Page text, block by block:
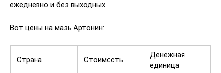
ежедневно и без выходных.
Вот цены на мазь Артонин:
Страна Стоимость
Денежная
единица